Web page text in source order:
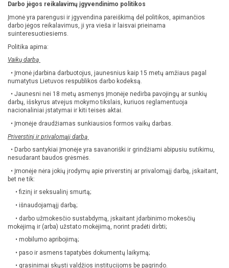
Darbo jėgos reikalavimų įgyvendinimo politikos
Įmonė yra parengusi ir įgyvendina pareiškimą dėl politikos, apimančios
darbo jėgos reikalavimus, ji yra vieša ir laisvai prieinama
suinteresuotiesiems.
Politika apima:
Vaikų darbą
• Įmonė įdarbina darbuotojus, jaunesnius kaip 15 metų amžiaus pagal
numatytus Lietuvos respublikos darbo kodeksą.
• Jaunesni nei 18 metų asmenys Įmonėje nedirba pavojingų ar sunkių
darbų, išskyrus atvejus mokymo tikslais, kuriuos reglamentuoja
nacionaliniai įstatymai ir kiti teisės aktai.
• Įmonėje draudžiamas sunkiausios formos vaikų darbas.
Priverstinį ir privalomąjį darbą
• Darbo santykiai Įmonėje yra savanoriški ir grindžiami abipusiu sutikimu,
nesudarant baudos grėsmės.
• Įmonėje nėra jokių įrodymų apie priverstinį ar privalomąjį darbą, įskaitant,
bet ne tik:
• fizinį ir seksualinį smurtą;
• išnaudojamąjį darbą;
• darbo užmokesčio sustabdymą, įskaitant įdarbinimo mokesčių
mokėjimą ir (arba) užstato mokėjimą, norint pradėti dirbti;
• mobilumo apribojimą;
• paso ir asmens tapatybės dokumentų laikymą;
• grasinimai skųsti valdžios institucijoms be pagrindo.